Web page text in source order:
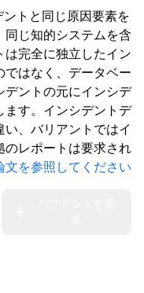
ントと同じ原因要素を
じ知的システムを含
完全に独立したイン
ではなく、データベー
デントの元にインシデ
ます。インシデントデ
、バリアントではイ
のレポートは要求され
を参照してください